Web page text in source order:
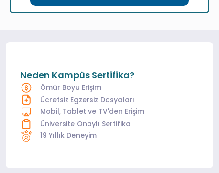
Neden Kampüs Sertifika?
Ömür Boyu Erişim
Ücretsiz Egzersiz Dosyaları
Mobil, Tablet ve TV'den Erişim
Üniversite Onaylı Sertifika
19 Yıllık Deneyim